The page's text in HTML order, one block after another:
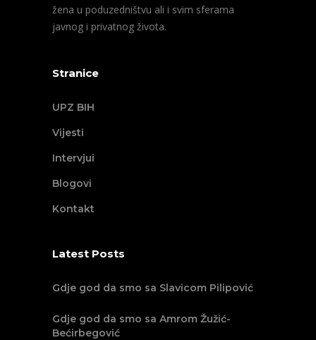
žena u poduzedništvu ali i svim sferama
javnog i privatnog života.
Stranice
UPZ BIH
Vijesti
Intervjui
Blogovi
Kontakt
Latest Posts
Gdje god da smo sa Slavicom Pilipović
Gdje god da smo sa Amrom Žužić-
Bećirbegović